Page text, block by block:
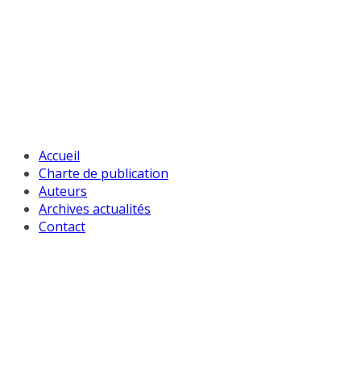
Accueil
Charte de publication
Auteurs
Archives actualités
Contact